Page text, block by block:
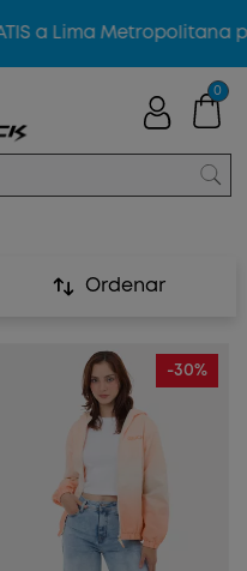
a Lima Metropolitana
0
Ordenar
-30%